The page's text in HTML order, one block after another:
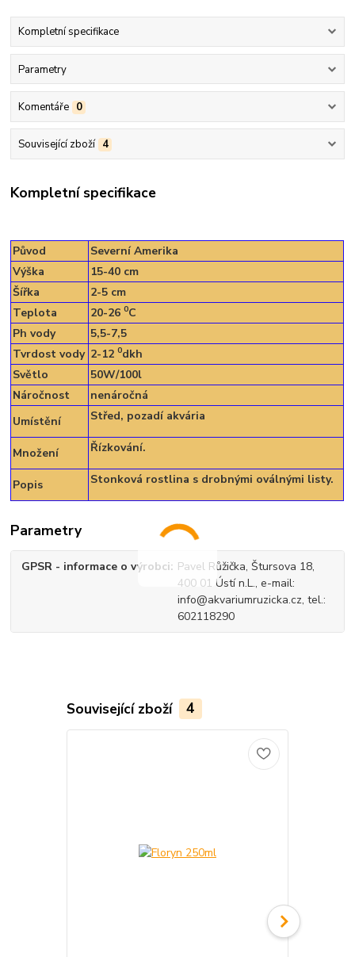
Kompletní specifikace
Parametry
Komentáře 0
Související zboží 4
Kompletní specifikace
Původ
Severní Amerika
Výška
15-40 cm
Šířka
2-5 cm
Teplota
20-260C
Ph vody
5,5-7,5
Tvrdost vody 2-120dkh
Světlo
50W/100l
Náročnost
nenáročná
Umístění
Střed, pozadí akvária
Množení Řízkování.
Popis Stonková rostlina s drobnými oválnými listy.
Parametry
GPSR - informace o výrobci Pavel Růžička, Štursova 18,
400 01 Ústí n.L., e-mail:
info@akvariumruzicka.cz, tel.:
602118290
Související zboží 4